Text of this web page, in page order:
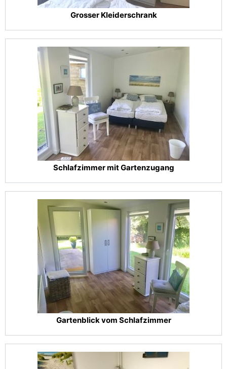
Grosser Kleiderschrank
Schlafzimmer mit Gartenzugang
Gartenblick vom Schlafzimmer